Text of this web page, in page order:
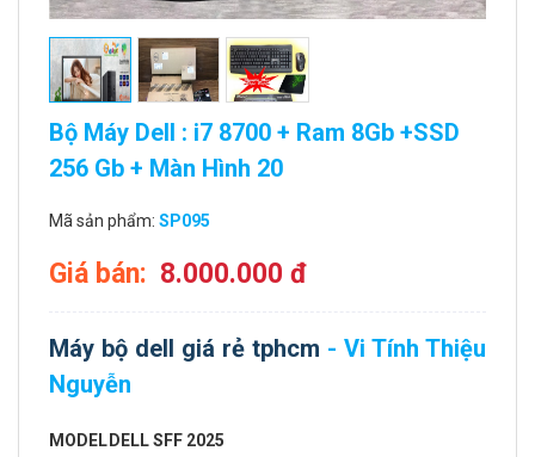
Bộ Máy Dell : i7 8700 + Ram 8Gb +SSD
256 Gb + Màn Hình 20
Mã sản phẩm: SP095
Giá bán: 8.000.000 đ
Máy bộ dell giá rẻ tphcm - Vi Tính Thiệu
Nguyễn
MODEL DELL SFF 2025